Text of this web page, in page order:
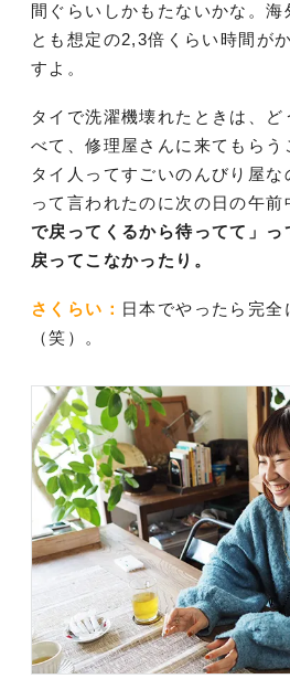
間ぐらいしかもたないかな。
とも想定の2,3倍くらい時間が
すよ。
タイで洗濯機壊れたときは、
べて、修理屋さんに来てもらう
タイ人ってすごいのんびり屋な
って言われたのに次の日の午前
で戻ってくるから待ってて」っ
戻ってこなかったり。
さくらい： 日本でやったら完
（笑）。